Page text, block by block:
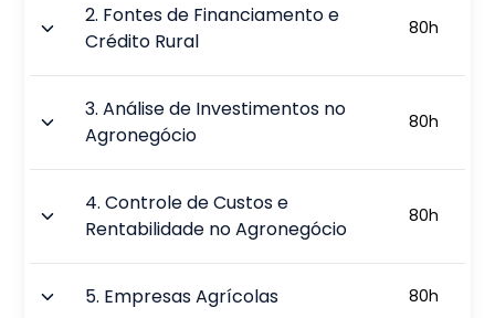
2. Fontes de Financiamento e
Crédito Rural
80h
3.Análise de Investimentos no
Agronegócio
80h
4.Controle de Custos e
Rentabilidade no Agronegócio
80h
5. Empresas Agrícolas 80h